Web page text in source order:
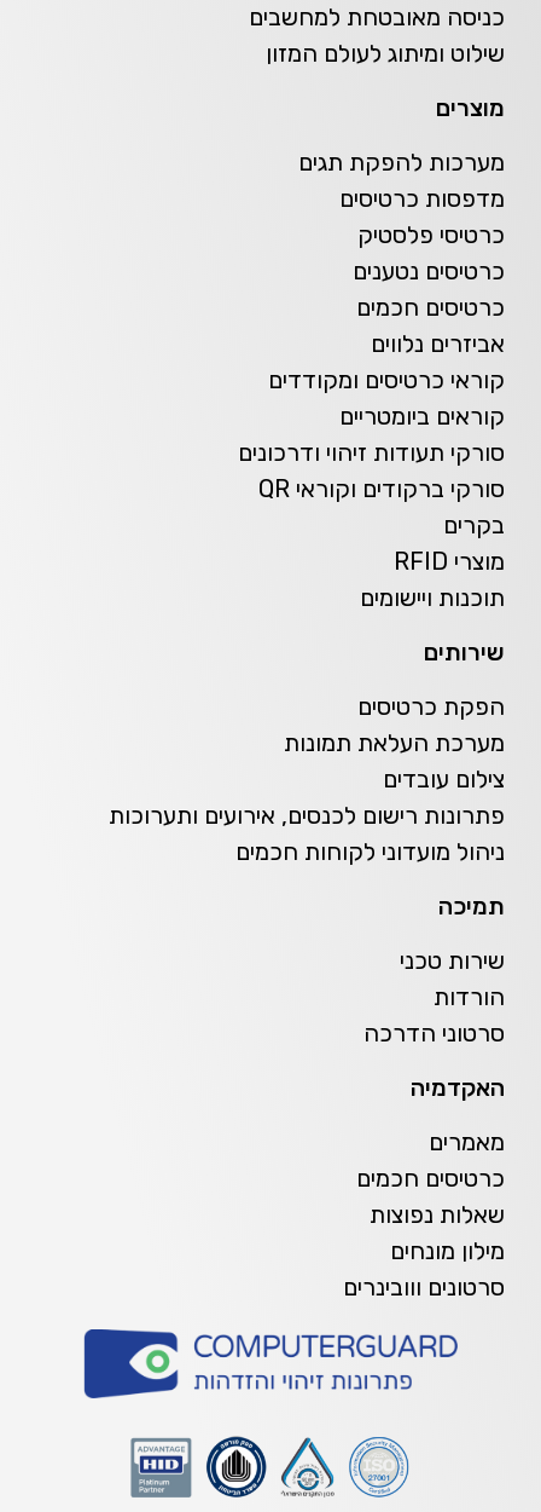
כניסה מאובטחת למחשבים
שילוט ומיתוג לעולם המזון
מוצרים
מערכות להפקת תגים
מדפסות כרטיסים
כרטיסי פלסטיק
כרטיסים נטענים
כרטיסים חכמים
אביזרים נלווים
קוראי כרטיסים ומקודדים
קוראים ביומטריים
סורקי תעודות זיהוי ודרכונים
סורקי ברקודים וקוראי QR
בקרים
מוצרי RFID
תוכנות ויישומים
שירותים
הפקת כרטיסים
מערכת העלאת תמונות
צילום עובדים
פתרונות רישום לכנסים, אירועים ותערוכות
ניהול מועדוני לקוחות חכמים
תמיכה
שירות טכני
הורדות
סרטוני הדרכה
האקדמיה
מאמרים
כרטיסים חכמים
שאלות נפוצות
מילון מונחים
סרטונים ווובינרים